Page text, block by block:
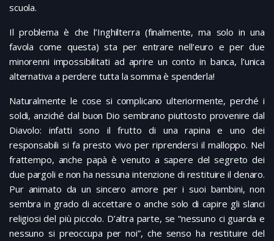
scuola.
Il problema è che l’Inghilterra (finalmente, ma solo in una
favola come questa) sta per entrare nell’euro e per due
minorenni impossibilitati ad aprire un conto in banca, l’unica
alternativa a perdere tutta la somma è spenderla!
Naturalmente le cose si complicano ulteriormente, perché i
soldi, anziché dal buon Dio sembrano piuttosto provenire dal
Diavolo: infatti sono il frutto di una rapina e uno dei
responsabili si fa presto vivo per riprendersi il malloppo. Nel
frattempo, anche papà è venuto a sapere del segreto dei
due pargoli e non ha nessuna intenzione di restituire il denaro.
Pur animato da un sincero amore per i suoi bambini, non
sembra in grado di accettare o anche solo di capire gli slanci
religiosi del più piccolo. D’altra parte, se “nessuno ci guarda e
nessuno si preoccupa per noi”, che senso ha restituire del